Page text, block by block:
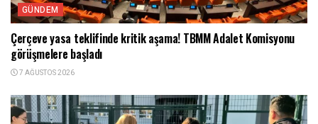
GÜNDEM
Çerçeve yasa teklifinde kritik aşama! TBMM Adalet Komisyonu
görüşmelere başladı
7 AĞUSTOS 2026